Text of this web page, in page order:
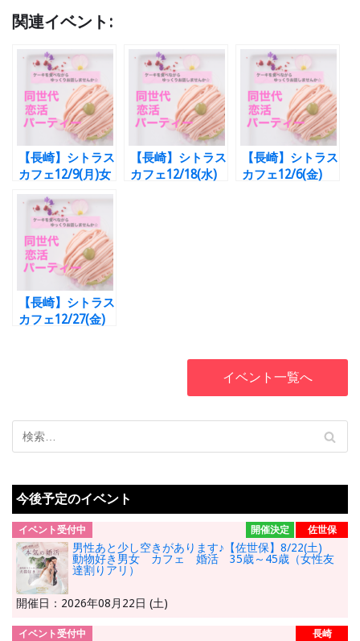
関連イベント:
【長崎】シトラス
カフェ12/9(月)女
てます(*‘∀‘)ぜひ
【早割りありま
す】【☆平日お昼
開催新企画☆】男
性35～48歳 女性
32～45歳の方限
定☆お友だち作り
感覚でグル－プト
【長崎】シトラス
カフェ12/18(水)
【長崎】シトラス
カフェ12/6(金)
【長崎】シトラス
カフェ12/27(金)
覚でグル－プト－
キング☆お一人
様・初参加大歓迎
イベント一覧へ
今後予定のイベント
イベント受付中 開催決定 佐世保
男性あと少し空きがあります♪【佐世保】8/22(土)
動物好き男女 カフェ 婚活 35歳～45歳（女性友
達割りアリ）
開催日：2026年08月22日 (土)
イベント受付中 長崎